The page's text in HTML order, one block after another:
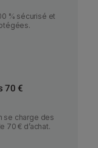
% sécurisé et
70 €
se charge des
70 € d’achat.